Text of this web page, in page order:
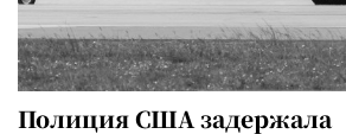
Полиция США задержала